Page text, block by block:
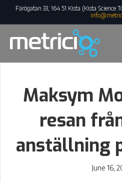
Färögatan 33, 164 51 Kista (Kista
Maksym
resan
anställning
June 16,